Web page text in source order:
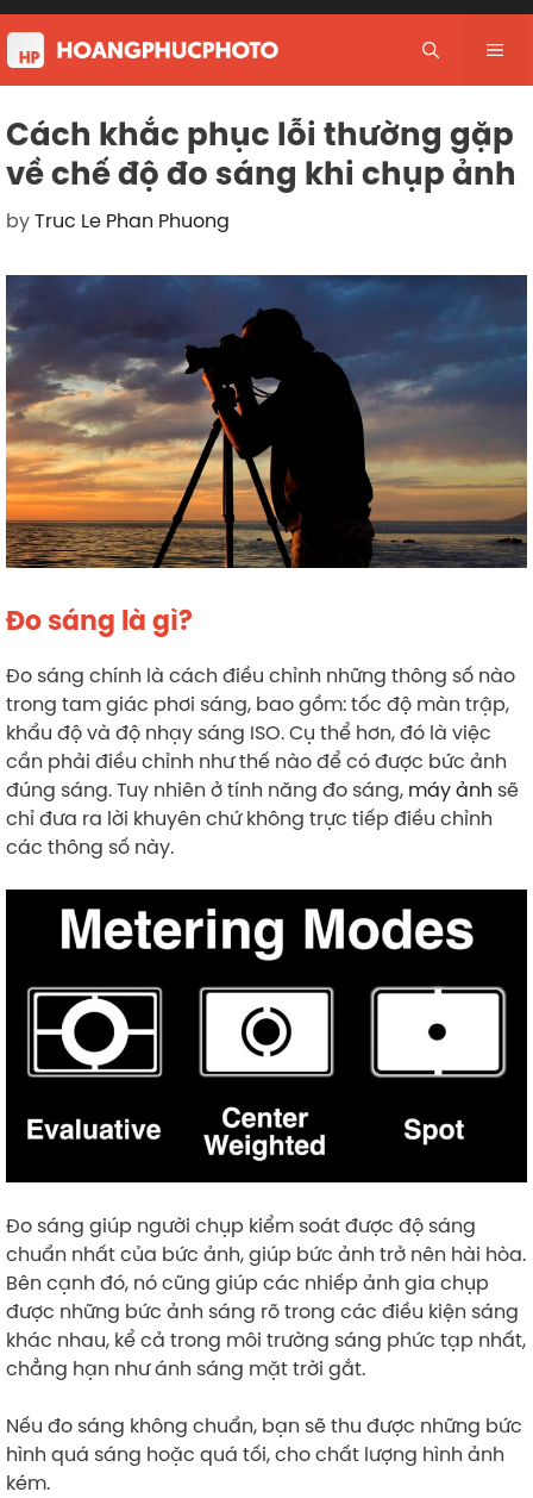
Skip
to
content
Cách khắc phục lỗi thường gặp
về chế độ đo sáng khi chụp ảnh
byTruc Le Phan Phuong
Đo sáng là gì?
Đo sáng chính là cách điều chỉnh những thông số nào
trong tam giác phơi sáng, bao gồm: tốc độ màn trập,
khẩu độ và độ nhạy sáng ISO. Cụ thể hơn, đó là việc
cần phải điều chỉnh như thế nào để có được bức ảnh
đúng sáng. Tuy nhiên ở tính năng đo sáng, máy ảnh sẽ
chỉ đưa ra lời khuyên chứ không trực tiếp điều chỉnh
các thông số này.
Đo sáng giúp người chụp kiểm soát được độ sáng
chuẩn nhất của bức ảnh, giúp bức ảnh trở nên hài hòa.
Bên cạnh đó, nó cũng giúp các nhiếp ảnh gia chụp
được những bức ảnh sáng rõ trong các điều kiện sáng
khác nhau, kể cả trong môi trường sáng phức tạp nhất,
chẳng hạn như ánh sáng mặt trời gắt.
Nếu đo sáng không chuẩn, bạn sẽ thu được những bức
hình quá sáng hoặc quá tối, cho chất lượng hình ảnh
kém.